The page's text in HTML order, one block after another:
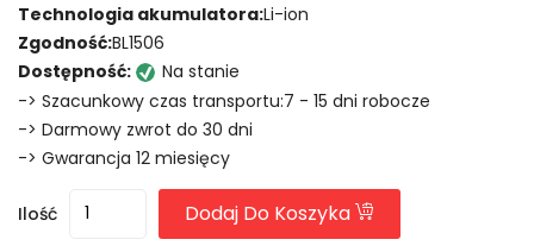
Technologia akumulatora:Li-ion
Zgodność:BL1506
Dostępność:
Na stanie
-> Szacunkowy czas transportu:7 - 15 dni robocze
-> Darmowy zwrot do 30 dni
-> Gwarancja 12 miesięcy
Ilość Dodaj Do Koszyka